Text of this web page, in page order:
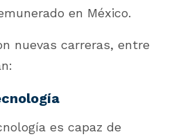
en México.
nuevas carreras, entre
es capaz de